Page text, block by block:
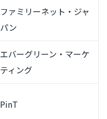
ファミリーネット・ジャ
パン
エバーグリーン・マーケ
ティング
PinT